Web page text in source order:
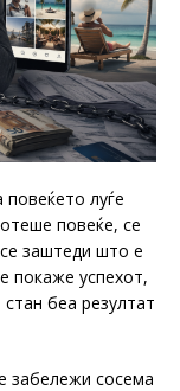
луѓе
повеќе, се
заштеди што е
покаже успехот,
беа резултат
забележи сосема